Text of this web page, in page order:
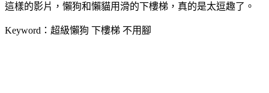
這樣的影片，懶狗和懶貓用滑的下樓梯，真的是太逗趣了。
Keyword：超級懶狗 下樓梯 不用腳